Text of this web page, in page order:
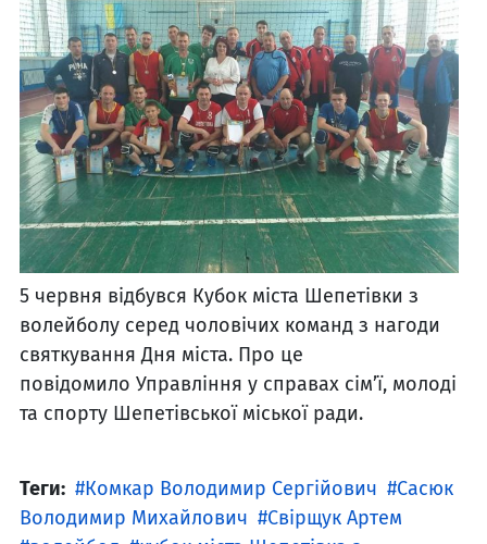
5 червня відбувся Кубок міста Шепетівки з
волейболу серед чоловічих команд з нагоди
святкування Дня міста. Про це
повідомило Управління у справах сім’ї, молоді
та спорту Шепетівської міської ради.
Теги: Комкар Володимир Сергійович
Сасюк
Володимир Михайлович
Свірщук Артем